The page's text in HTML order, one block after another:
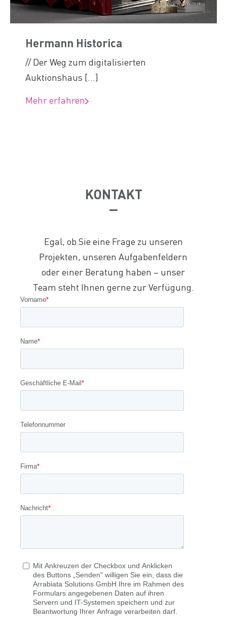
Hermann Historica
// Der Weg zum digitalisierten
Auktionshaus [...]
Mehr erfahren
KONTAKT
Egal, ob Sie eine Frage zu unseren
Projekten, unseren Aufgabenfeldern
oder einer Beratung haben – unser
Team steht Ihnen gerne zur Verfügung.